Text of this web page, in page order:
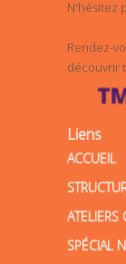
N'hésitez
Rendez-
découvrir
Liens
ACCUEIL
ATELIERS
SPÉCIAL